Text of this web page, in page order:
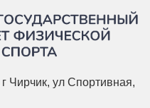
г Чирчик, ул Спортивная,